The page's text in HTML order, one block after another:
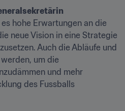
hohe Erwartungen an die
neue Vision in eine Strategie
Auch die Abläufe und
um die
und mehr
des Fussballs